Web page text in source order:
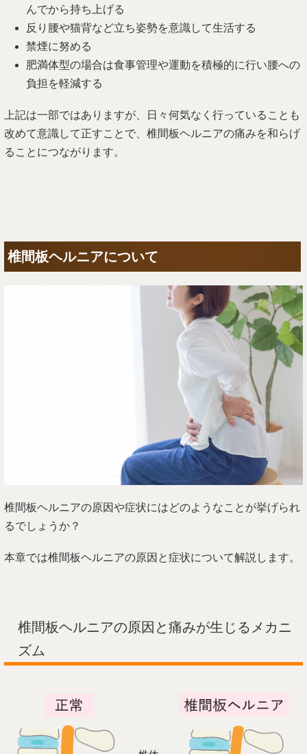
んでから持ち上げる
反り腰や猫背など立ち姿勢を意識して生活する
禁煙に努める
肥満体型の場合は食事管理や運動を積極的に行い腰への
負担を軽減する
上記は一部ではありますが、日々何気なく行っていることも
改めて意識して正すことで、椎間板ヘルニアの痛みを和らげ
ることにつながります。
椎間板ヘルニアについて
椎間板ヘルニアの原因や症状にはどのようなことが挙げられ
るでしょうか？
本章では椎間板ヘルニアの原因と症状について解説します。
椎間板ヘルニアの原因と痛みが生じるメカニ
ズム